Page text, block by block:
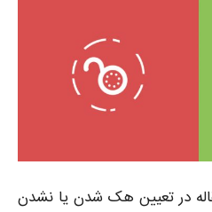
در تعیین هک شدن یا نشدن